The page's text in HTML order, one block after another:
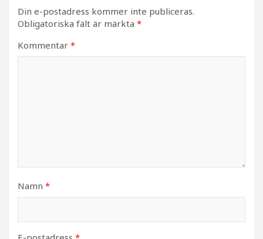
Din e-postadress kommer inte publiceras.
Obligatoriska fält är märkta *
Kommentar *
Namn *